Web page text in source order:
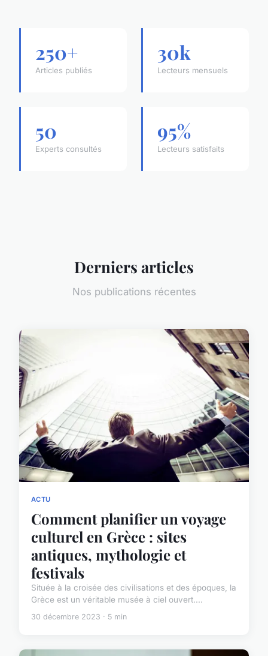
250+
Articles publiés
30k
Lecteurs mensuels
50
Experts consultés
95%
Lecteurs satisfaits
Derniers articles
Nos publications récentes
ACTU
Comment planifier un voyage
culturel en Grèce : sites
antiques, mythologie et
festivals
Située à la croisée des civilisations et des époques, la
Grèce est un véritable musée à ciel ouvert....
30 décembre 2023 · 5 min